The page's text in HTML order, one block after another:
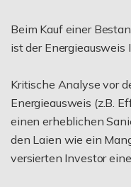
Beim Kauf einer
ist der
Kritische Analyse vor
Energieausweis (z.B.
einen erheblichen
den Laien wie ein
versierten Investor